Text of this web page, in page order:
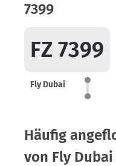
7399
FZ 7399
Fly Dubai
Häufig
von Fly Dubai